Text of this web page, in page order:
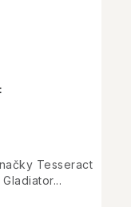
Tesseract